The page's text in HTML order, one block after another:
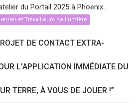
du Portail 2025 à Phoenix...
et Travailleurs de Lumière
DE CONTACT EXTRA-
L’APPLICATION IMMÉDIATE DU
TERRE, À VOUS DE JOUER !”